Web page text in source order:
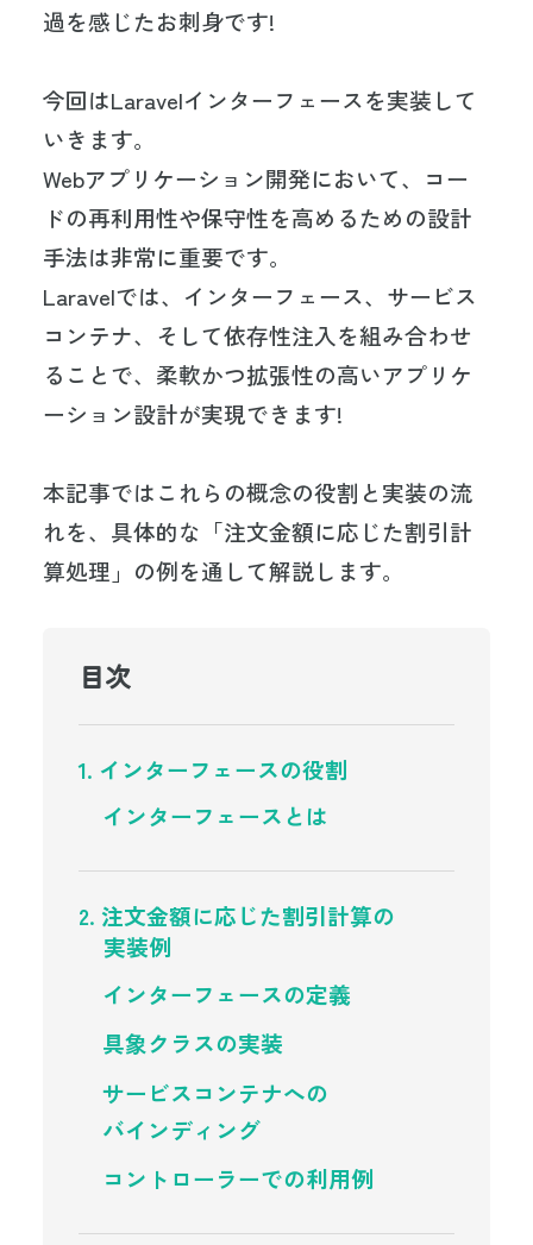
過を感じたお刺身です!
今回はLaravelインターフェースを実装して
いきます。
Webアプリケーション開発において、コー
ドの再利用性や保守性を高めるための設計
手法は非常に重要です。
Laravelでは、インターフェース、サービス
コンテナ、そして依存性注入を組み合わせ
ることで、柔軟かつ拡張性の高いアプリケ
ーション設計が実現できます!
本記事ではこれらの概念の役割と実装の流
れを、具体的な「注文金額に応じた割引計
算処理」の例を通して解説します。
目次
1. インターフェースの役割
インターフェースとは
2. 注文金額に応じた割引計算の
実装例
インターフェースの定義
具象クラスの実装
サービスコンテナへの
バインディング
コントローラーでの利用例